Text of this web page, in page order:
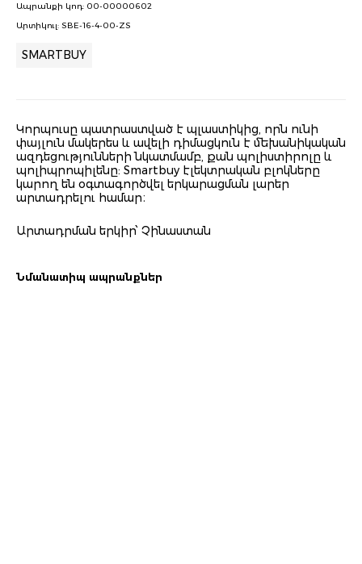
Ապրանքի կոդ: 00-00000602
Արտիկուլ: SBE-16-4-00-ZS
SMARTBUY
Կորպուսը պատրաստված է պլաստիկից, որն ունի
փայլուն մակերես և ավելի դիմացկուն է մեխանիկական
ազդեցությունների նկատմամբ, քան պոլիստիրոլը և
պոլիպրոպիլենը: Smartbuy էլեկտրական բլոկները
կարող են օգտագործվել երկարացման լարեր
արտադրելու համար։
Արտադրման երկիր՝ Չինաստան
Նմանատիպ ապրանքներ